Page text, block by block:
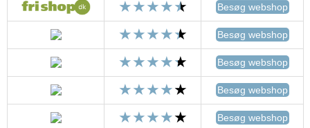
Besøg webshop
Besøg webshop
Besøg webshop
Besøg webshop
Besøg webshop